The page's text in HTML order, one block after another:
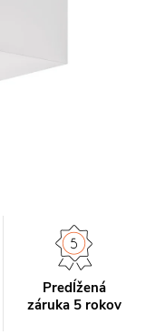
Predĺžená
záruka 5 rokov